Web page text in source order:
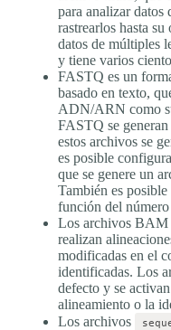
para analizar datos
rastrearlos hasta
datos de múltiples
y tiene varios
FASTQ es un
basado en texto,
ADN/ARN como
FASTQ se
estos archivos se
es posible
que se genere un
También es
función del
Los archivos BAM
realizan
modificadas en el
identificadas. Los
defecto y se
alineamiento o la
Los archivos